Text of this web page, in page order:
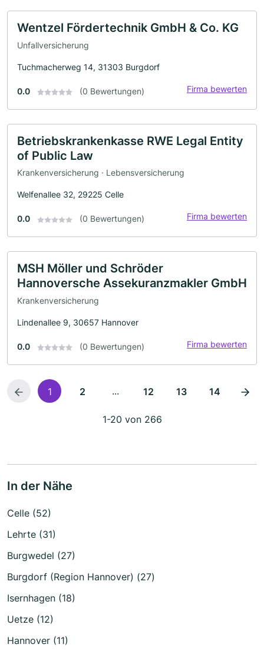
Wentzel Fördertechnik GmbH & Co. KG
Unfallversicherung
Tuchmacherweg 14, 31303 Burgdorf
0.0 (0 Bewertungen) Firma bewerten
Betriebskrankenkasse RWE Legal Entity
of Public Law
Krankenversicherung · Lebensversicherung
Welfenallee 32, 29225 Celle
0.0 (0 Bewertungen) Firma bewerten
MSH Möller und Schröder
Hannoversche Assekuranzmakler GmbH
Krankenversicherung
Lindenallee 9, 30657 Hannover
0.0 (0 Bewertungen) Firma bewerten
1 2 ... 12 13 14
1-20 von 266
In der Nähe
Celle (52)
Lehrte (31)
Burgwedel (27)
Burgdorf (Region Hannover) (27)
Isernhagen (18)
Uetze (12)
Hannover (11)